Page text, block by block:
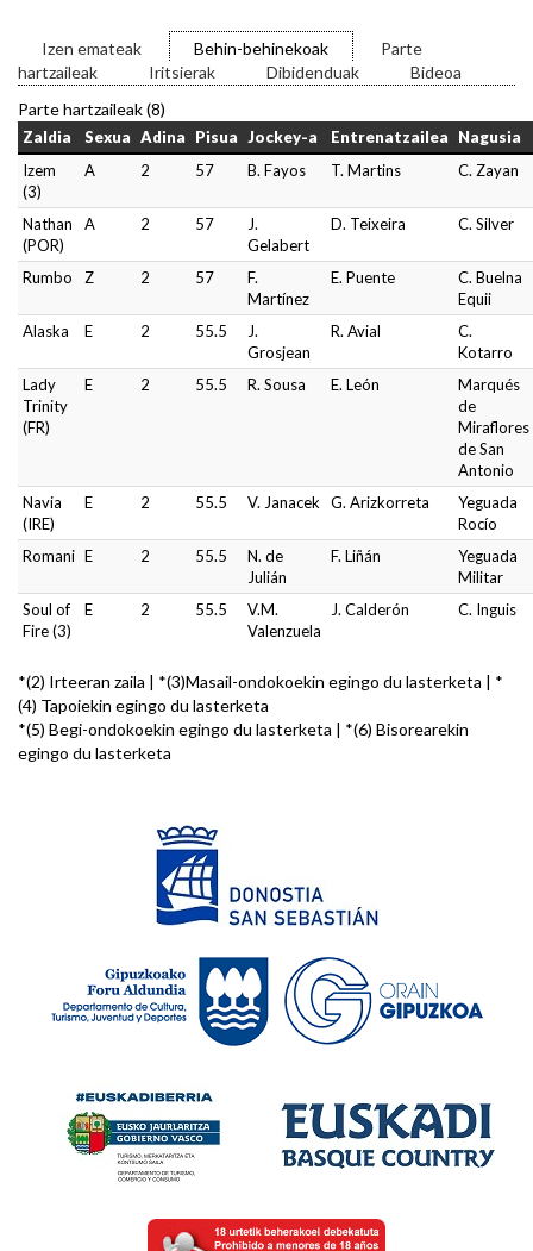
Izen emateak Behin-behinekoak
Parte
hartzaileak
Iritsierak Dibidenduak
Bideoa
Parte hartzaileak (8)
Zaldia Sexua Adina Pisua Jockey-a Entrenatzailea
Nagusia
Izem
(3)
A 2 57 B. Fayos T. Martins C. Zayan
Nathan
(POR)
A 2 57
J.
Gelabert
D. Teixeira C. Silver
Rumbo Z 2 57
F.
Martínez
E. Puente
C. Buelna
Equii
Alaska
E 2 55.5
J.
Grosjean
R. Avial
C.
Kotarro
Lady
Trinity
(FR)
E 2 55.5 R. Sousa E. León
Marqués
de
Miraflores
de San
Antonio
Navia
(IRE)
E 2 55.5 V. Janacek G. Arizkorreta
Yeguada
Rocío
Romani E 2 55.5
N. de
Julián
F. Liñán
Yeguada
Militar
Soul of
Fire (3)
E 2 55.5
V.M.
Valenzuela
J. Calderón C. Inguis
*(2) Irteeran zaila | *(3)Masail-ondokoekin egingo du lasterketa | *
(4) Tapoiekin egingo du lasterketa
*(5) Begi-ondokoekin egingo du lasterketa | *(6) Bisorearekin
egingo du lasterketa